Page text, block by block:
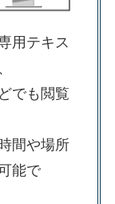
用テキス
でも閲覧
間や場所
能で